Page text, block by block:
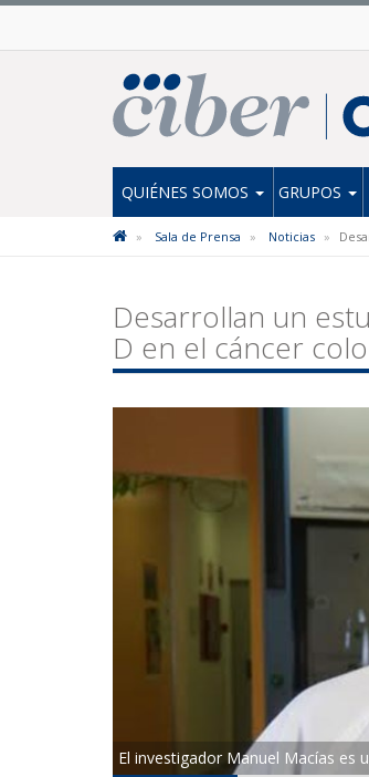
QUIÉNES SOMOS GRUPOS
Sala de Prensa Noticias
Desarrollan un
D en el cáncer
El investigador Manuel Macías es